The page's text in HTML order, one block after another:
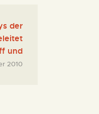
der
und
2010